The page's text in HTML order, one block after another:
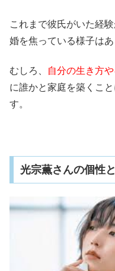
これまで彼氏がいた経
婚を焦っている様子はあ
むしろ、 自分の生き方
に誰かと家庭を築くこ
す。
光宗薫さんの個性